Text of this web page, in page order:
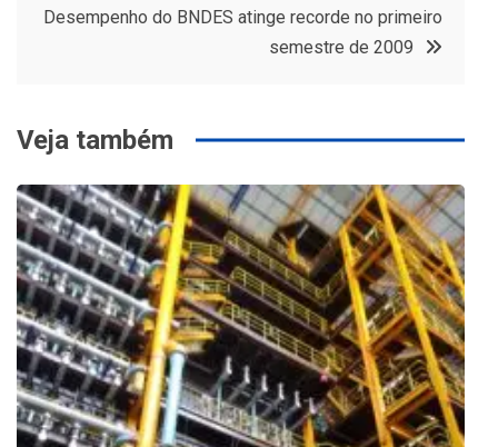
Post
Desempenho do BNDES atinge recorde no primeiro
semestre de 2009
Veja também